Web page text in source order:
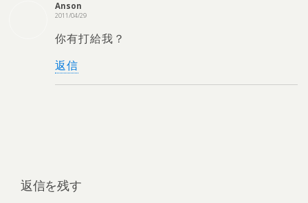
Anson
2011/04/29
你有打給我？
返信
返信を残す